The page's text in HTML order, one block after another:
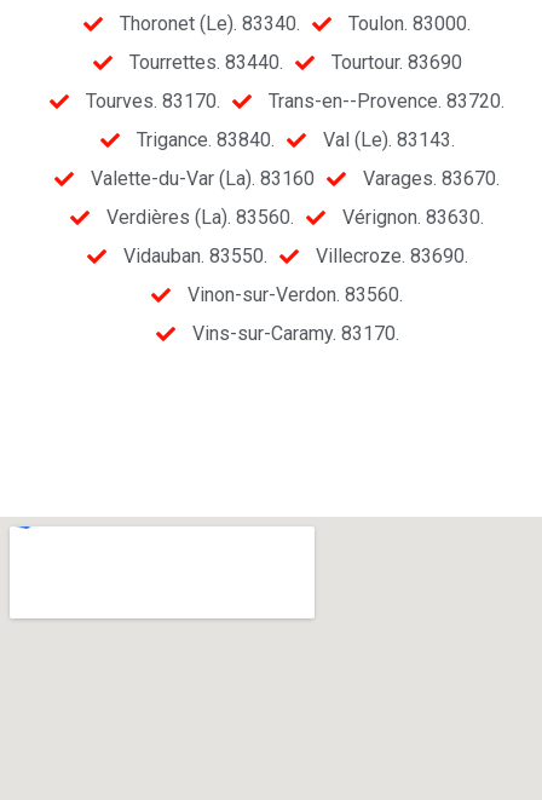
Thoronet (Le). 83340.
Toulon. 83000.
Tourrettes. 83440.
Tourtour. 83690
Tourves. 83170.
Trans-en--Provence. 83720.
Trigance. 83840.
Val (Le). 83143.
Valette-du-Var (La). 83160
Varages. 83670.
Verdières (La). 83560.
Vérignon. 83630.
Vidauban. 83550.
Villecroze. 83690.
Vinon-sur-Verdon. 83560.
Vins-sur-Caramy. 83170.